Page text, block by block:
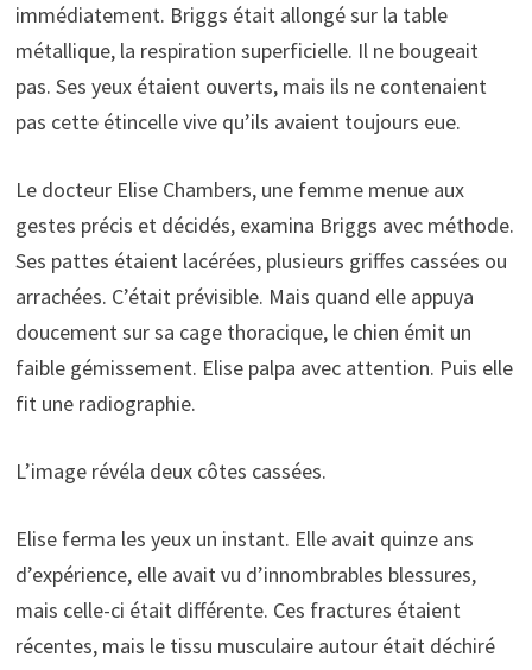
immédiatement. Briggs était allongé sur la table
métallique, la respiration superficielle. Il ne bougeait
pas. Ses yeux étaient ouverts, mais ils ne contenaient
pas cette étincelle vive qu’ils avaient toujours eue.
Le docteur Elise Chambers, une femme menue aux
gestes précis et décidés, examina Briggs avec méthode.
Ses pattes étaient lacérées, plusieurs griffes cassées ou
arrachées. C’était prévisible. Mais quand elle appuya
doucement sur sa cage thoracique, le chien émit un
faible gémissement. Elise palpa avec attention. Puis elle
fit une radiographie.
L’image révéla deux côtes cassées.
Elise ferma les yeux un instant. Elle avait quinze ans
d’expérience, elle avait vu d’innombrables blessures,
mais celle-ci était différente. Ces fractures étaient
récentes, mais le tissu musculaire autour était déchiré